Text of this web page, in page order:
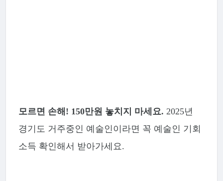
모르면 손해! 150만원 놓치지 마세요. 2025년
경기도 거주중인 예술인이라면 꼭 예술인 기회
소득 확인해서 받아가세요.